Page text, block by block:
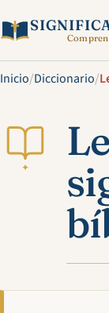
Inicio/Diccionario/
✦